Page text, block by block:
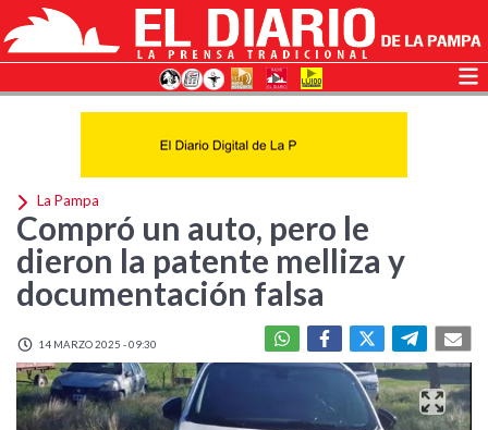
La Pampa
Compró un auto, pero le
dieron la patente melliza y
documentación falsa
14 MARZO 2025 - 09:30